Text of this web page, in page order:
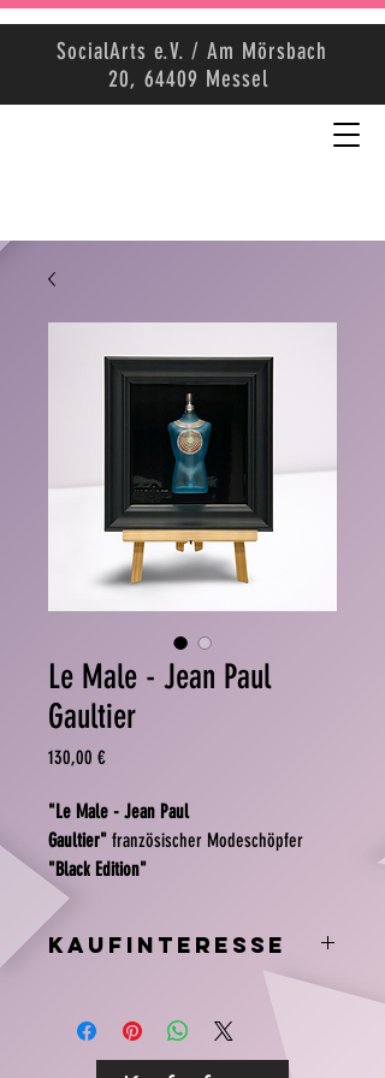
SocialArts e.V. / Am Mörsbach
20, 64409 Messel
Le Male - Jean Paul
Gaultier
130,00 €Preis
"Le Male - Jean Paul
Gaultier" französischer Modeschöpfer
"Black Edition"
Le Male, maskulin und sexy, ist eine
Hommage an eine Kultfigur, der Matrose.
Dieser Herrenduft eröffnet die Vision von
Upcycling - Handgemachte Dekoration aus
einer Parfümflacon.
Kaufinteresse